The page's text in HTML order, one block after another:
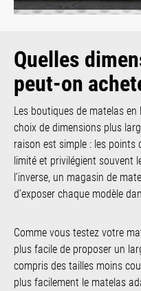
Quelles
peut-on
Les boutiques de matelas
choix de dimensions plus
raison est simple : les points
limité et privilégient souvent
l’inverse, un magasin de
d’exposer chaque modèle
Comme vous testez votre
plus facile de proposer un
compris des tailles moins
plus facilement le matelas